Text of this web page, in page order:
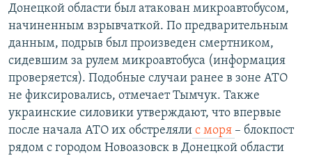
Донецкой области был атакован микроавтобусом,
начиненным взрывчаткой. По предварительным
данным, подрыв был произведен смертником,
сидевшим за рулем микроавтобуса (информация
проверяется). Подобные случаи ранее в зоне АТО
не фиксировались, отмечает Тымчук. Также
украинские силовики утверждают, что впервые
после начала АТО их обстреляли с моря – блокпост
рядом с городом Новоазовск в Донецкой области